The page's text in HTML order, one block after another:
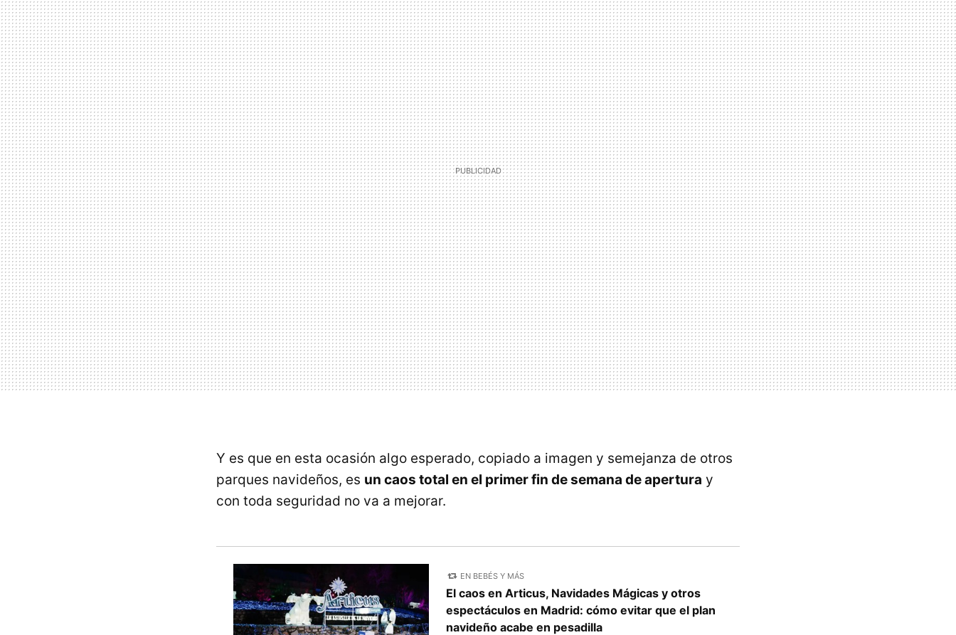
Y es que en esta ocasión algo esperado, copiado a imagen y semejanza de otros
parques navideños, es un caos total en el primer fin de semana de apertura y
con toda seguridad no va a mejorar.
EN BEBÉS Y MÁS
El caos en Articus, Navidades Mágicas y otros
espectáculos en Madrid: cómo evitar que el plan
navideño acabe en pesadilla